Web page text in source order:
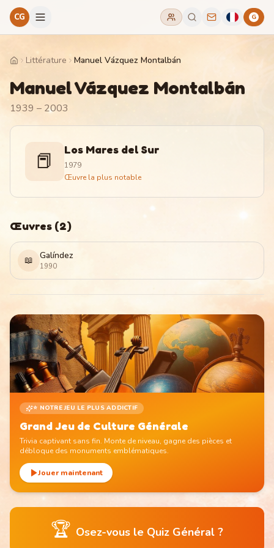
CG G
HomeLittérature Manuel Vázquez Montalbán
Manuel Vázquez Montalbán
1939 – 2003
📕 Los Mares del Sur
1979
Œuvre la plus notable
Œuvres (2)
📖 Galíndez
1990
⭐ NOTRE JEU LE PLUS ADDICTIF
Grand Jeu de Culture Générale
Trivia captivant sans fin. Monte de niveau, gagne des pièces et
débloque des monuments emblématiques.
Jouer maintenant
🏆 Osez-vous le Quiz Général ?